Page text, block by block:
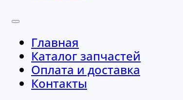
Главная
Каталог запчастей
Оплата и доставка
Контакты